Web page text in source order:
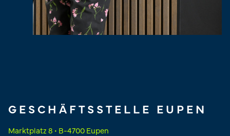
GESCHÄFTSSTELLE EUPEN
Marktplatz 8 • B-4700 Eupen